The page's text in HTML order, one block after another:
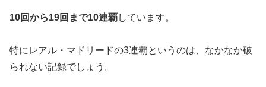
10回から19回まで10連覇しています。
特にレアル・マドリードの3連覇というのは、なかなか破
られない記録でしょう。